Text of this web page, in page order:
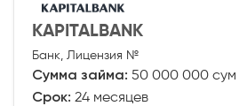
KAPITALBANK
Банк, Лицензия №
Сумма займа: 50 000 000 сум
Срок: 24 месяцев